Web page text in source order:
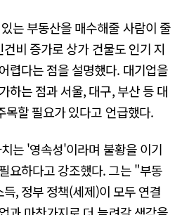
는 부동산을 매수해줄 사람이 줄
비 증가로 상가 건물도 인기 지
렵다는 점을 설명했다. 대기업을
하는 점과 서울, 대구, 부산 등 대
목할 필요가 있다고 언급했다.
는 '영속성'이라며 불황을 이기
요하다고 강조했다. 그는 "부동
, 정부 정책(세제)이 모두 연결